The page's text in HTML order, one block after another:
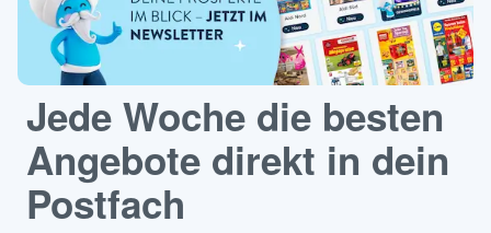
Jede Woche die besten
Angebote direkt in dein
Postfach